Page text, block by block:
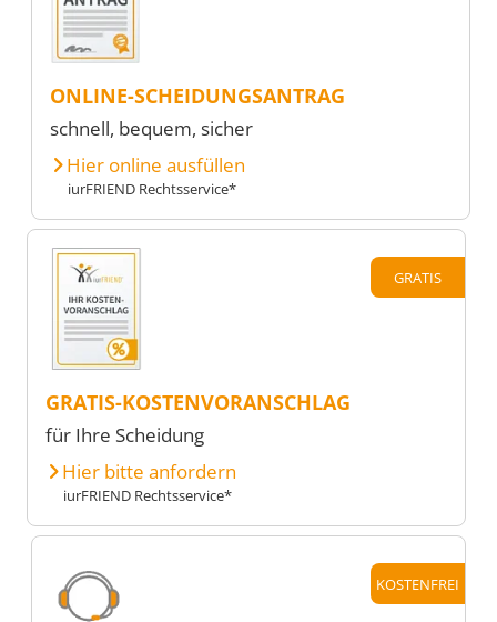
ONLINE-SCHEIDUNGSANTRAG
schnell, bequem, sicher
Hier online ausfüllen
iurFRIEND Rechtsservice*
GRATIS
GRATIS-KOSTENVORANSCHLAG
für Ihre Scheidung
Hier bitte anfordern
iurFRIEND Rechtsservice*
KOSTENFREI